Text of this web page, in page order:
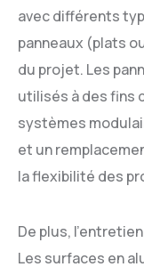
avec différents
panneaux (plats
du projet. Les
utilisés à des fins
systèmes
et un
la flexibilité des
De plus,
Les surfaces en